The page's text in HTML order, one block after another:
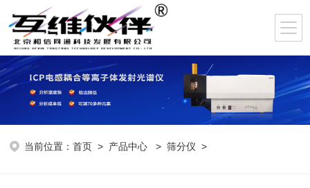
当前位置：首页 > 产品中心 >筛分仪 >